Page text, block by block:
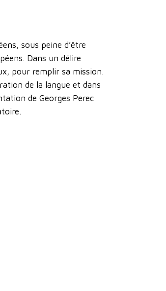
sous peine d’être
Dans un délire
pour remplir sa mission.
de la langue et dans
de Georges Perec